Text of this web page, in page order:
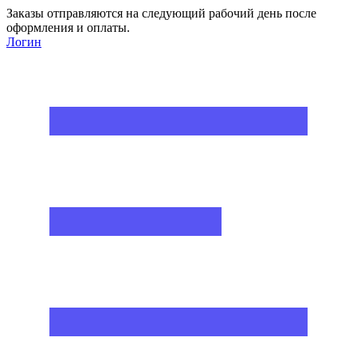
Заказы отправляются на следующий рабочий день после
оформления и оплаты.
Логин